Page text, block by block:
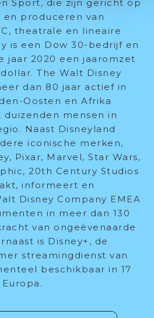
Sport, die zijn gericht op
produceren van
theatrale en lineaire
is een Dow 30-bedrijf en
jaar 2020 een jaaromzet
The Walt Disney
dan 80 jaar actief in
Oosten en Afrika
duizenden mensen in
Naast Disneyland
iconische merken,
Pixar, Marvel, Star Wars,
20th Century Studios
informeert en
Disney Company EMEA
in meer dan 130
van ongeëvenaarde
is Disney+, de
streamingdienst van
beschikbaar in 17